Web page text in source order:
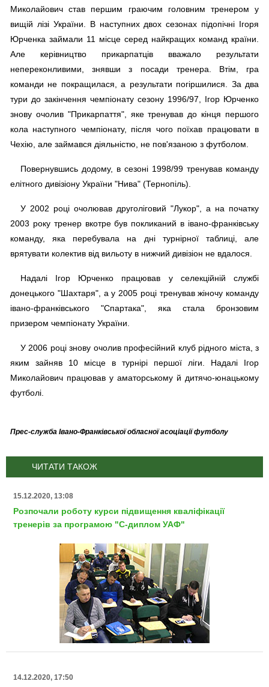
Миколайович став першим граючим головним тренером у
вищій лізі України. В наступних двох сезонах підопічні Ігоря
Юрченка займали 11 місце серед найкращих команд країни.
Але керівництво прикарпатців вважало результати
непереконливими, знявши з посади тренера. Втім, гра
команди не покращилася, а результати погіршилися. За два
тури до закінчення чемпіонату сезону 1996/97, Ігор Юрченко
знову очолив "Прикарпаття", яке тренував до кінця першого
кола наступного чемпіонату, після чого поїхав працювати в
Чехію, але займався діяльністю, не пов'язаною з футболом.
Повернувшись додому, в сезоні 1998/99 тренував команду
елітного дивізіону України "Нива" (Тернопіль).
У 2002 році очолював друголіговий "Лукор", а на початку
2003 року тренер вкотре був покликаний в івано-франківську
команду, яка перебувала на дні турнірної таблиці, але
врятувати колектив від вильоту в нижчий дивізіон не вдалося.
Надалі Ігор Юрченко працював у селекційній службі
донецького "Шахтаря", а у 2005 році тренував жіночу команду
івано-франківського "Спартака", яка стала бронзовим
призером чемпіонату України.
У 2006 році знову очолив професійний клуб рідного міста, з
яким зайняв 10 місце в турнірі першої ліги. Надалі Ігор
Миколайович працював у аматорському й дитячо-юнацькому
футболі.
Прес-служба Івано-Франківської обласної асоціації футболу
ЧИТАТИ ТАКОЖ
15.12.2020, 13:08
Розпочали роботу курси підвищення кваліфікації
тренерів за програмою "С-диплом УАФ"
14.12.2020, 17:50